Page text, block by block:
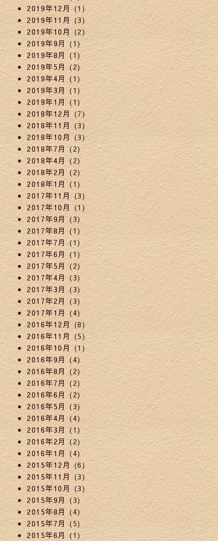
2019年12月 (1)
2019年11月 (3)
2019年10月(2)
2019年9月(1)
2019年8月 (1)
2019年5月 (2)
2019年4月 (1)
2019年3月(1)
2019年1月(1)
2018年12月 (7)
2018年11月 (3)
2018年10月 (3)
2018年7月 (2)
2018年4月 (2)
2018年2月 (2)
2018年1月(1)
2017年11月 (3)
2017年10月 (1)
2017年9月 (3)
2017年8月 (1)
2017年7月 (1)
2017年6月 (1)
2017年5月 (2)
2017年4月(3)
2017年3月(3)
2017年2月(3)
2017年1月(4)
2016年12月(8)
2016年11月 (5)
2016年10月 (1)
2016年9月 (4)
2016年8月 (2)
2016年7月(2)
2016年6月(2)
2016年5月 (3)
2016年4月(4)
2016年3月(1)
2016年2月 (2)
2016年1月 (4)
2015年12月(6)
2015年11月(3)
2015年10月 (3)
2015年9月(3)
2015年8月 (4)
2015年7月 (5)
2015年6月 (1)